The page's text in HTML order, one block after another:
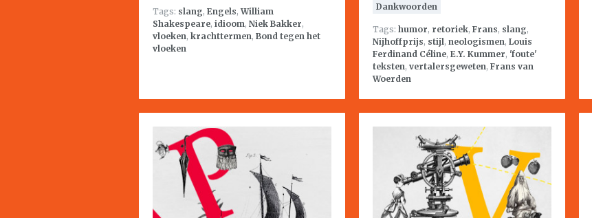
Tags: slang, Engels,William
Shakespeare, idioom, Niek Bakker,
vloeken, krachttermen, Bond tegen het
vloeken
Dankwoorden
Tags: humor, retoriek, Frans, slang,
Nijhoffprijs, stijl, neologismen, Louis
Ferdinand Céline, E.Y. Kummer, 'foute'
teksten, vertalersgeweten, Frans van
Woerden